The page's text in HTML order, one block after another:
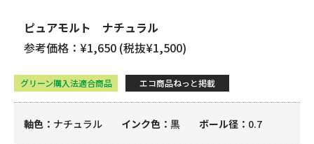
ピュアモルト ナチュラル
参考価格：¥1,650 (税抜¥1,500)
グリーン購入法適合商品 エコ商品ねっと掲載
軸色 ナチュラル インク色 黒 ボール径 0.7